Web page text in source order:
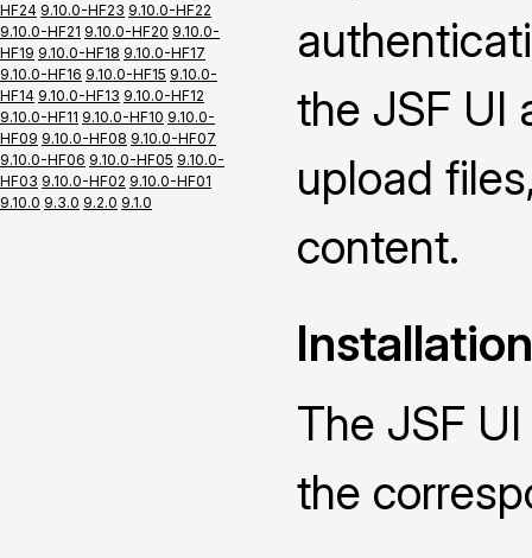
HF24 9.10.0-HF23 9.10.0-HF22
9.10.0-HF21 9.10.0-HF20 9.10.0-
HF19 9.10.0-HF18 9.10.0-HF17
9.10.0-HF16 9.10.0-HF15 9.10.0-
HF14 9.10.0-HF13 9.10.0-HF12
9.10.0-HF11 9.10.0-HF10 9.10.0-
HF09 9.10.0-HF08 9.10.0-HF07
9.10.0-HF06 9.10.0-HF05 9.10.0-
HF03 9.10.0-HF02 9.10.0-HF01
9.10.0 9.3.0 9.2.0 9.1.0
the JSF UI
upload
content.
Installation
The JSF
the